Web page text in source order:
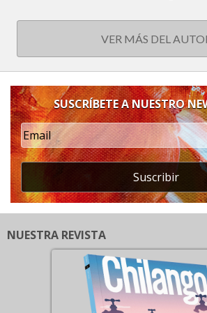
VER MÁS DEL
SUSCRÍBETE A NUESTRO
Suscribir
NUESTRA REVISTA